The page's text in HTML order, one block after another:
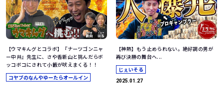
【ウマキんグとコラボ】『ナーツゴンニャ
ー中井』先生に、さや香新山と挑んだらボ
ッコボコにされて小籔が吠えまくる！！
コヤブのなんやゆーたらオールイン
【神熱】もう止められない。絶好調の男が
再び決勝の舞台へ...
じぇいそる
2025.01.27